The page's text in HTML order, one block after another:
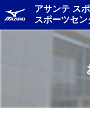
アサンテ ス
スポーツセン